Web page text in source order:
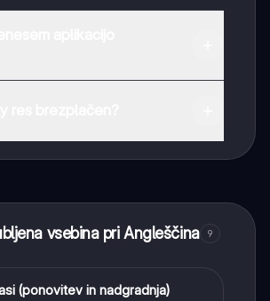
vsebina pri Angleščina 9
(ponovitev in nadgradnja)